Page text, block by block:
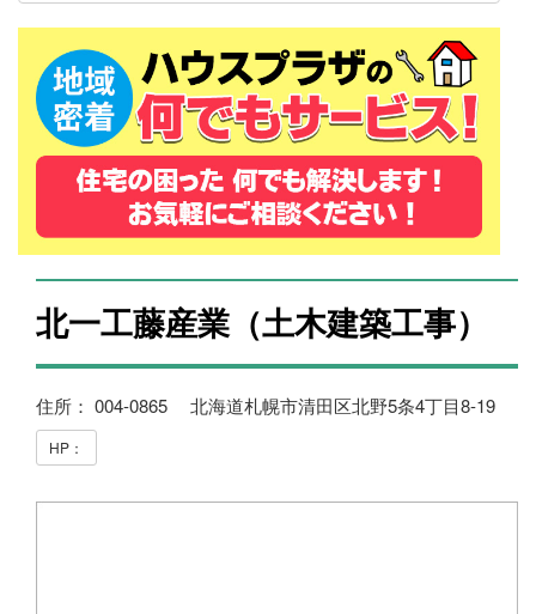
北一工藤産業（土木建築工事）
住所： 004-0865 北海道札幌市清田区北野5条4丁目8-19
HP：